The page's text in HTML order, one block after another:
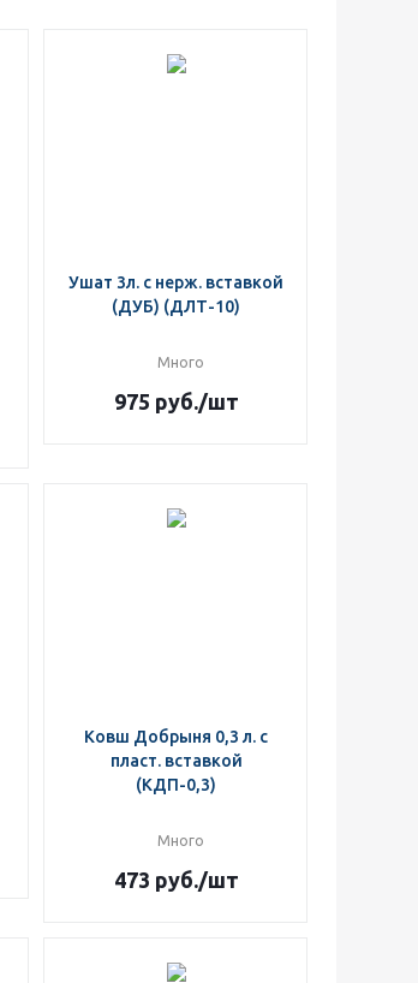
Ушат 3л. с нерж. вставкой
(ДУБ) (ДЛТ-10)
Много
975 руб./шт
Ковш Добрыня 0,3 л. с
пласт. вставкой
(КДП-0,3)
Много
473 руб./шт